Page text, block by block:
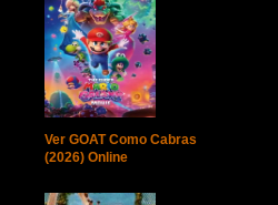
Ver GOAT Como Cabras
(2026) Online